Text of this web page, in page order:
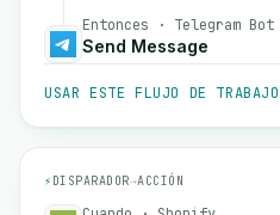
Entonces · Telegram Bot
Send Message
USAR ESTE FLUJO DE TRABAJO
⚡ DISPARADOR→ACCIÓN